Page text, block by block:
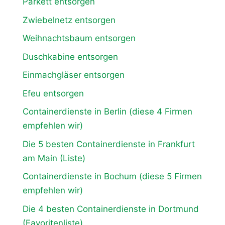
Zwiebelnetz entsorgen
Weihnachtsbaum entsorgen
Duschkabine entsorgen
Einmachgläser entsorgen
Efeu entsorgen
Containerdienste in Berlin (diese 4 Firmen
empfehlen wir)
Die 5 besten Containerdienste in Frankfurt
am Main (Liste)
Containerdienste in Bochum (diese 5 Firmen
empfehlen wir)
Die 4 besten Containerdienste in Dortmund
(Favoritenliste)